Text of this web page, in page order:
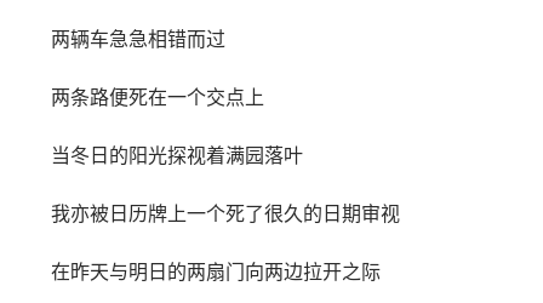
两辆车急急相错而过
两条路便死在一个交点上
当冬日的阳光探视着满园落叶
我亦被日历牌上一个死了很久的日期审视
在昨天与明日的两扇门向两边拉开之际